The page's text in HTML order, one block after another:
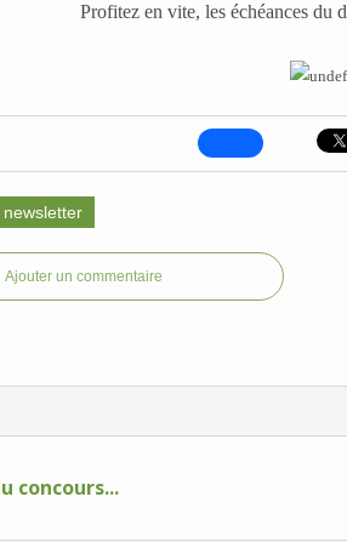
Profitez en vite, les échéances du
Ajouter un commentaire
concours...